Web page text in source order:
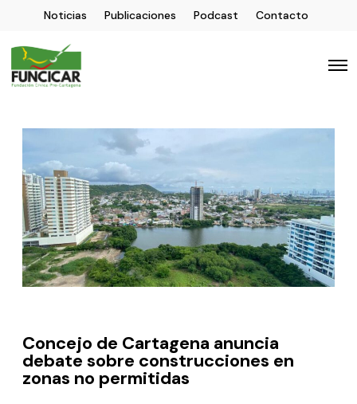
Noticias Publicaciones Podcast Contacto
Concejo de Cartagena anuncia
debate sobre construcciones en
zonas no permitidas